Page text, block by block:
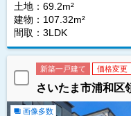
土地：69.2m²
建物：107.32m²
間取：3LDK
新築一戸建て 価格変更
さいたま市浦和
画像多数